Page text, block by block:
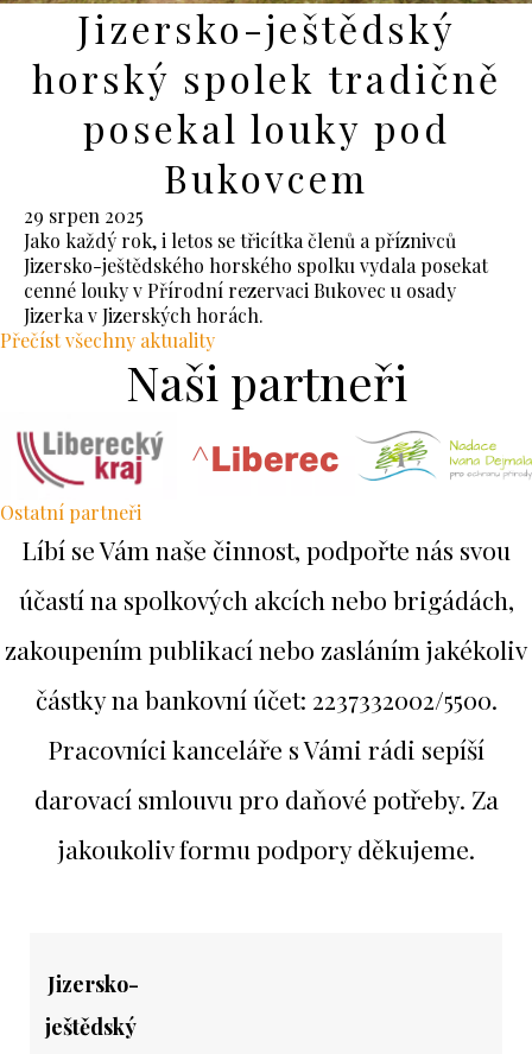
Jizersko-ještědský
horský spolek tradičně
posekal louky pod
Bukovcem
29 srpen 2025
Jako každý rok, i letos se třicítka členů a příznivců
Jizersko-ještědského horského spolku vydala posekat
cenné louky v Přírodní rezervaci Bukovec u osady
Jizerka v Jizerských horách.
Přečíst všechny aktuality
Naši partneři
Ostatní partneři
Líbí se Vám naše činnost, podpořte nás svou
účastí na spolkových akcích nebo brigádách,
zakoupením publikací nebo zasláním jakékoliv
částky na bankovní účet: 2237332002/5500.
Pracovníci kanceláře s Vámi rádi sepíší
darovací smlouvu pro daňové potřeby. Za
jakoukoliv formu podpory děkujeme.
Jizersko-
ještědský